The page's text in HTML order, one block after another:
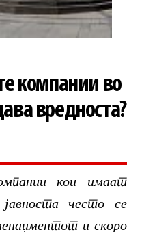
компании во
вредноста?
кои имаат
често се
и скоро